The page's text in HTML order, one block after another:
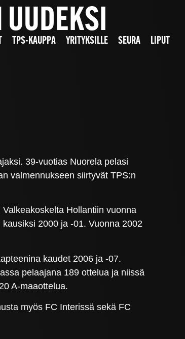
TPS-KAUPPA YRITYKSILLE SEURA LIPUT
39-vuotias Nuorela pelasi
valmennukseen siirtyvät TPS:n
Hollantiin vuonna
2000 ja -01. Vuonna 2002
kaudet 2006 ja -07.
pelaajana 189 ottelua ja niissä
A-maaottelua.
myös FC Interissä sekä FC